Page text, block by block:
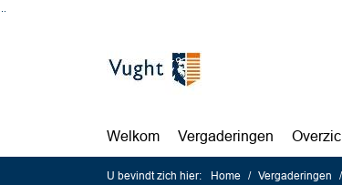
Welkom Vergaderingen
U bevindt zich hier: Home Vergaderingen